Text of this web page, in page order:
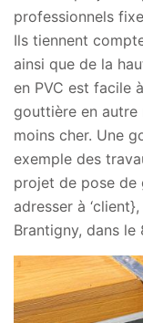
professionnels
Ils tiennent
ainsi que de la
en PVC est facile
gouttière en autre
moins cher. Une
exemple des
projet de pose de
adresser à
Brantigny, dans le